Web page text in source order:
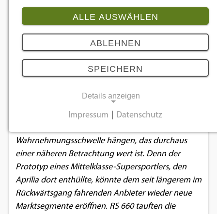
4 Bilder
Aprilia: Offenbart Ambitionen in der
Mittelklasse
22.11.2018
Im Trubel der Zweiradmesse Eicma in Mailand blieb
Wahrnehmungsschwelle hängen, das durchaus
einer näheren Betrachtung wert ist. Denn der
Prototyp eines Mittelklasse-Supersportlers, den
Aprilia dort enthüllte, könnte dem seit längerem im
Rückwärtsgang fahrenden Anbieter wieder neue
Marktsegmente eröffnen. RS 660 tauften die
ALLE AUSWÄHLEN
ABLEHNEN
SPEICHERN
Details anzeigen
Notwendige Cookies ermöglichen
grundlegende Funktionen und sind für die
einwandfreie Funktion der Website
erforderlich.
Einverständnis-Cookie
Impressum Datenschutz